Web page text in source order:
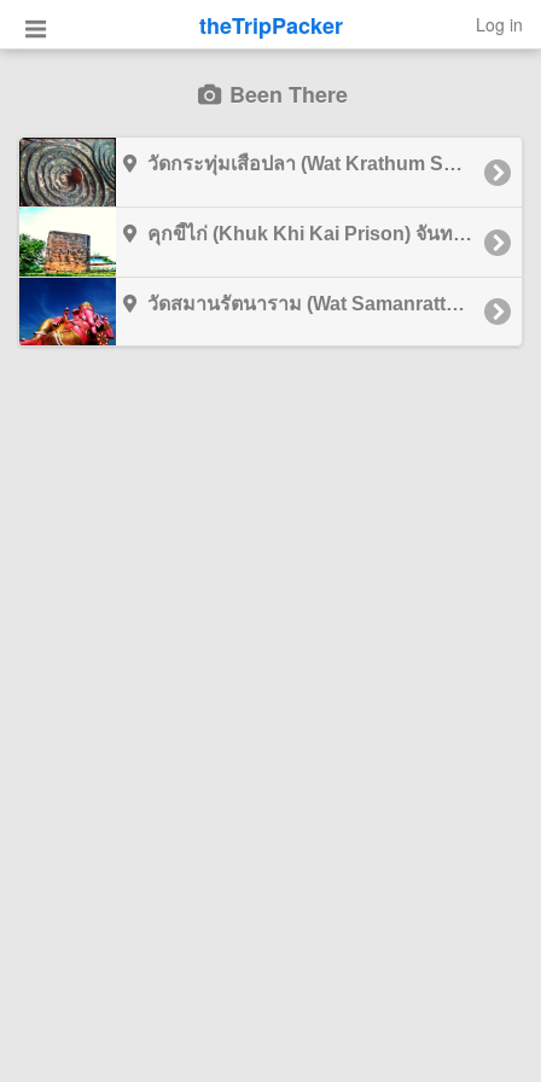
theTripPacker Log in
Been There
วัดกระทุ่มเสือปลา (Wat Krathum Suea Pla) กรุงเทพมหานคร
คุกขี้ไก่ (Khuk Khi Kai Prison) จันทบุรี
วัดสมานรัตนาราม (Wat Samanrattanaram) ฉะเชิงเทรา